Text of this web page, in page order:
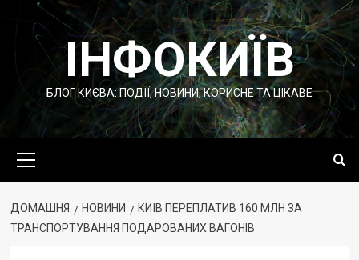
Перейти
ІНФОКИЇВ
БЛОГ КИЄВА: ПОДІЇ, НОВИНИ, КОРИСНЕ ТА ЦІКАВЕ
меню
ДОМАШНЯ НОВИНИ
КИЇВ ПЕРЕПЛАТИВ 160 МЛН ЗА
ТРАНСПОРТУВАННЯ ПОДАРОВАНИХ ВАГОНІВ